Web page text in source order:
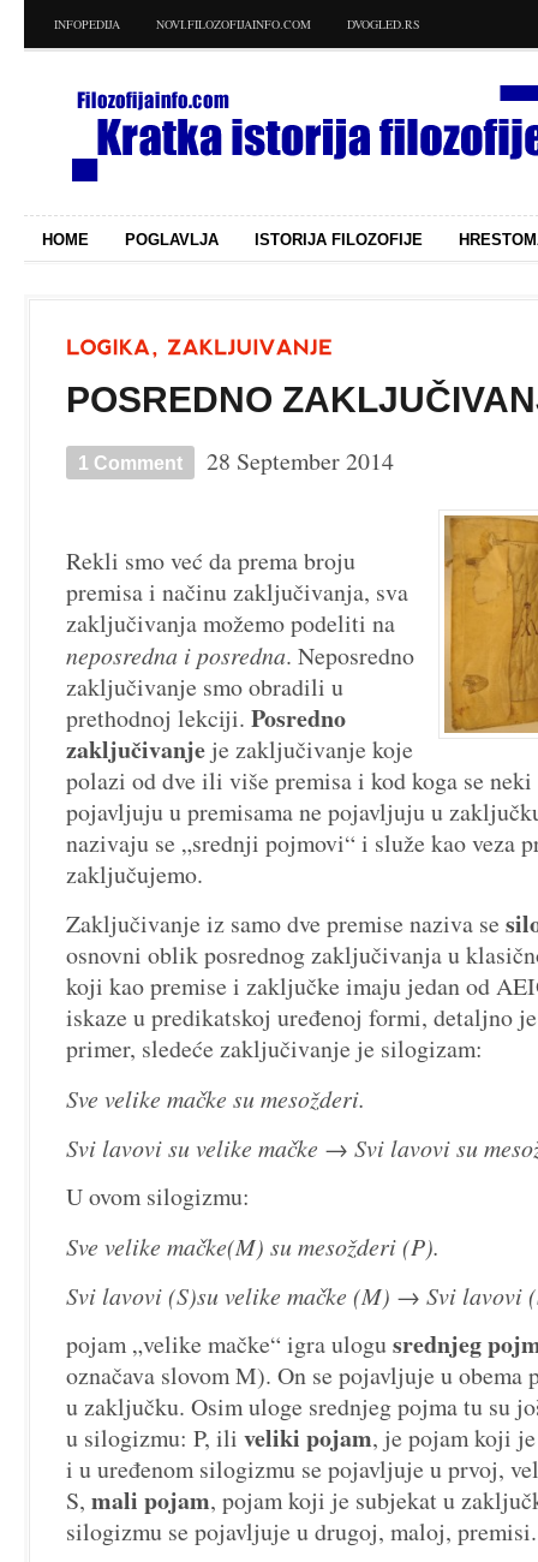
INFOPEDIJA NOVI.FILOZOFIJAINFO.COM DVOGLED.RS
HOME POGLAVLJA ISTORIJA FILOZOFIJE
POSREDNO
1 Comment 28 September 2014
Rekli smo već da prema broju
premisa i načinu zaključivanja, sva
zaključivanja možemo podeliti na
neposredna i posredna. Neposredno
zaključivanje smo obradili u
prethodnoj lekciji. Posredno
zaključivanje je zaključivanje koje
polazi od dve ili više premisa i kod koga se
pojavljuju u premisama ne pojavljuju u
nazivaju se „srednji pojmovi“ i služe kao veza
zaključujemo.
Zaključivanje iz samo dve premise naziva se
osnovni oblik posrednog zaključivanja u
koji kao premise i zaključke imaju jedan od
iskaze u predikatskoj uređenoj formi, detaljno
primer, sledeće zaključivanje je silogizam:
Sve velike mačke su mesožderi.
Svi lavovi su velike mačke → Svi lavovi su
U ovom silogizmu:
Sve velike mačke(M) su mesožderi (P).
Svi lavovi (S)su velike mačke (M) → Svi lavovi
pojam „velike mačke“ igra ulogusrednjeg
označava slovom M). On se pojavljuje u obema
u zaključku. Osim uloge srednjeg pojma tu su
u silogizmu: P, ili veliki pojam, je pojam koji
i u uređenom silogizmu se pojavljuje u prvoj,
S, mali pojam, pojam koji je subjekat u
silogizmu se pojavljuje u drugoj, maloj, premisi.